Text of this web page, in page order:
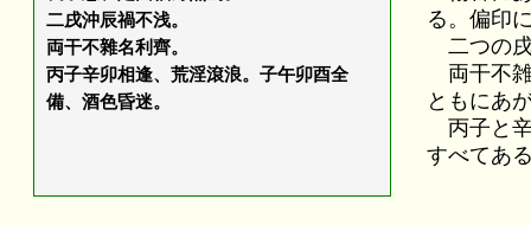
二戌沖辰禍不浅。
両干不雜名利齊。
丙子辛卯相逢、荒淫滾浪。子午卯酉全
備、酒色昏迷。
る。偏印
二つの
両干不
ともにあ
丙子と
すべてあ